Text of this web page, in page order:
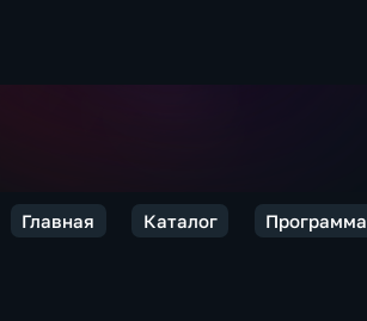
Главная Каталог Программа